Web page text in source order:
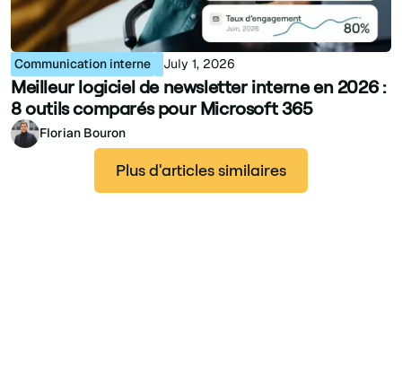
Communication interne July 1, 2026
Meilleur logiciel de newsletter interne en 2026 :
8 outils comparés pour Microsoft 365
Florian Bouron
Plus d'articles similaires